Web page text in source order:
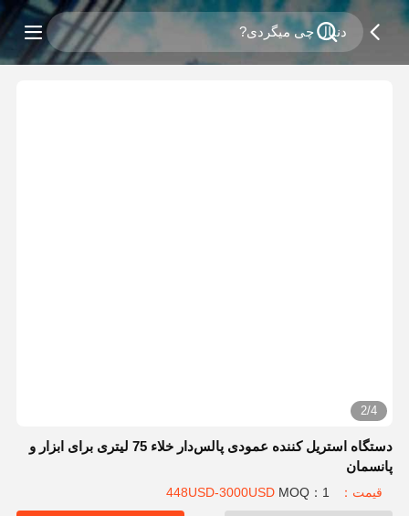
2/4
دستگاه استریل کننده عمودی پالس‌دار خلاء 75 لیتری برای ابزار و
پانسمان
قیمت：448USD-3000USD MOQ：1